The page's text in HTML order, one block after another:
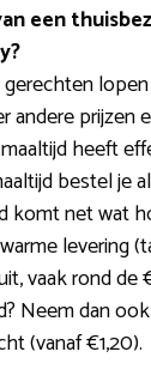
een
andere prijzen
heeft
bestel je
komt net wat
levering
vaak rond de
Neem dan
(vanaf €1,20).